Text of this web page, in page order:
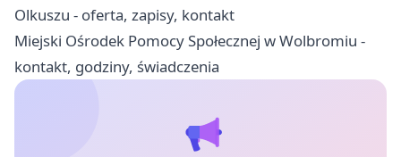
Olkuszu - oferta, zapisy, kontakt
Miejski Ośrodek Pomocy Społecznej w Wolbromiu -
kontakt, godziny, świadczenia